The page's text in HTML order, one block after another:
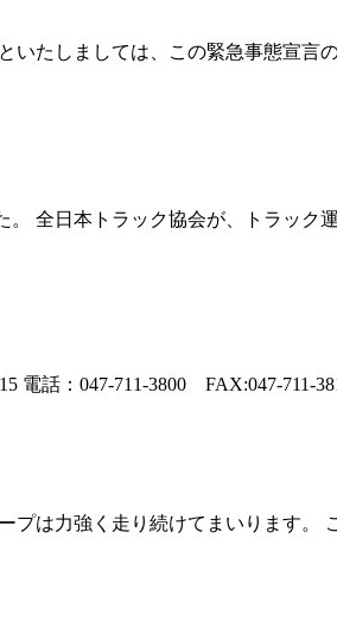
たしましては、この緊急事態宣言
全日本トラック協会が、トラック
話：047-711-3800 FAX:047-711-
は力強く走り続けてまいります。